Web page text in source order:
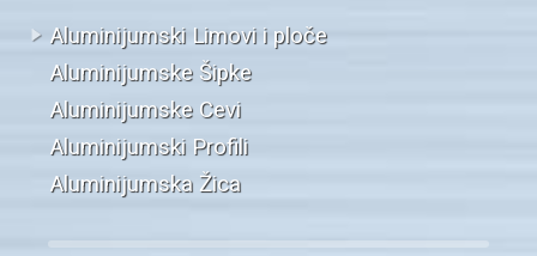
Aluminijumski Limovi i ploče
Aluminijumske Šipke
Aluminijumske Cevi
Aluminijumski Profili
Aluminijumska Žica